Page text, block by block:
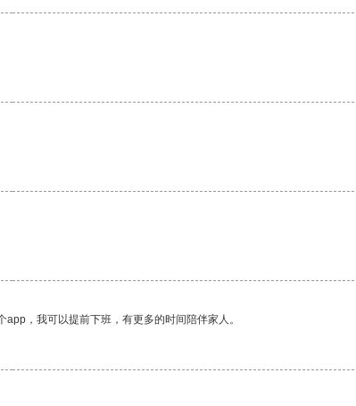
，我可以提前下班，有更多的时间陪伴家人。